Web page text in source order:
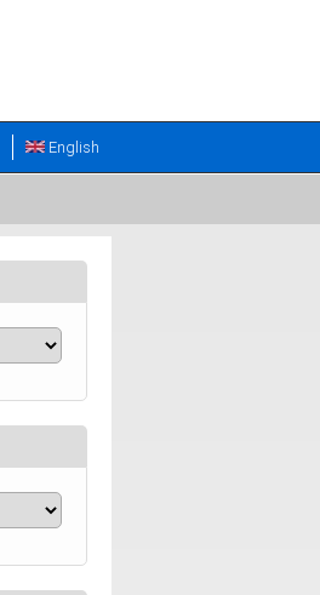
English